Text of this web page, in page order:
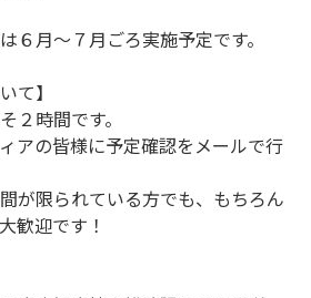
６月～７月ごろ実施予定です。
て】
２時間です。
アの皆様に予定確認をメールで行
が限られている方でも、もちろん
歓迎です！